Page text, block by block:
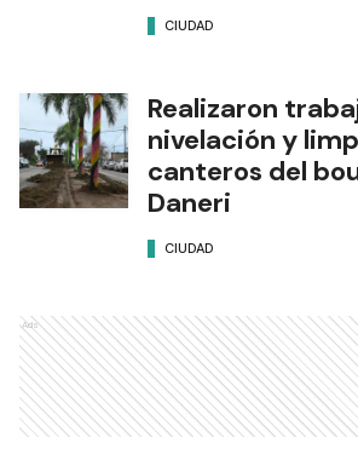
CIUDAD
Realizaron
nivelación y
canteros del
Daneri
CIUDAD
Ads